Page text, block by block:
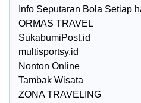
Info Seputaran Bola Setiap
ORMAS TRAVEL
SukabumiPost.id
multisportsy.id
Nonton Online
Tambak Wisata
ZONA TRAVELING